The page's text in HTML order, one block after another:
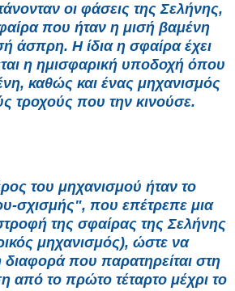
οι φάσεις της Σελήνης,
που ήταν η μισή βαμένη
άσπρη. Η ίδια η σφαίρα έχει
η ημισφαρική υποδοχή όπου
καθώς και ένας μηχανισμός
τροχούς που την κινούσε.
του μηχανισμού ήταν το
σχισμής", που επέτρεπε μια
της σφαίρας της Σελήνης
μηχανισμός), ώστε να
διαφορά που παρατηρείται στη
από το πρώτο τέταρτο μέχρι το